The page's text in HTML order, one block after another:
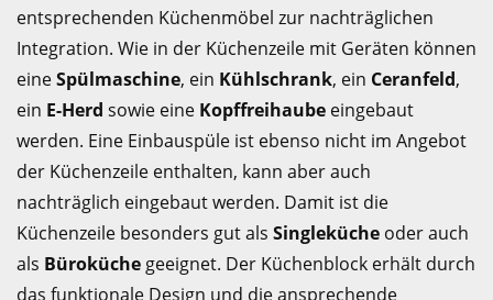
entsprechenden Küchenmöbel zur nachträglichen
Integration. Wie in der Küchenzeile mit Geräten können
eineSpülmaschine, ein Kühlschrank, ein Ceranfeld,
ein E-Herd sowie eine Kopffreihaube eingebaut
werden. Eine Einbauspüle ist ebenso nicht im Angebot
der Küchenzeile enthalten, kann aber auch
nachträglich eingebaut werden. Damit ist die
Küchenzeile besonders gut als Singleküche oder auch
als Büroküche geeignet. Der Küchenblock erhält durch
das funktionale Design und die ansprechende